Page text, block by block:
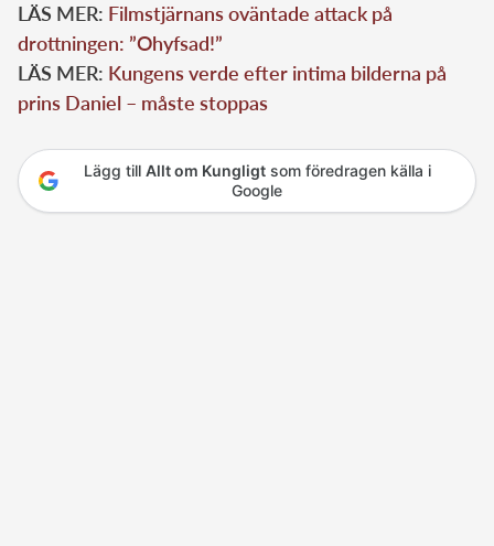
LÄS MER: Filmstjärnans oväntade attack på
drottningen: ”Ohyfsad!”
LÄS MER: Kungens verde efter intima bilderna på
prins Daniel – måste stoppas
Lägg till Allt om Kungligtsom föredragen källa i
Google